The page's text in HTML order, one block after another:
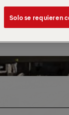
Solo se requieren